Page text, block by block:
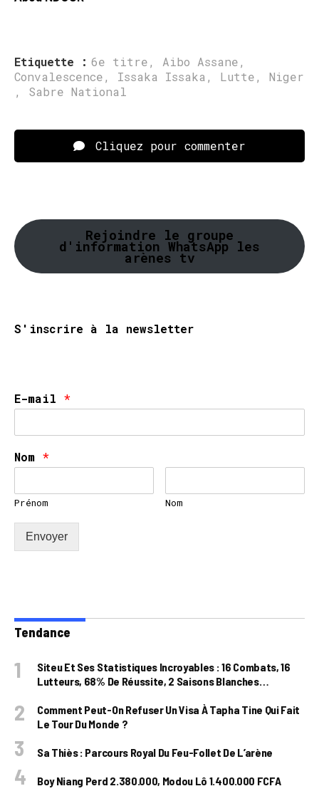
Etiquette : 6e titre, Aibo Assane,
Convalescence, Issaka Issaka , Lutte, Niger
, Sabre National
Cliquez pour commenter
Rejoindre le groupe
d'information WhatsApp les
arènes tv
S'inscrire à la newsletter
E-mail *
Nom *
Prénom Nom
Envoyer
Tendance
Siteu Et Ses Statistiques Incroyables : 16 Combats, 16
Lutteurs, 68% De Réussite, 2 Saisons Blanches…
Comment Peut-On Refuser Un Visa À Tapha Tine Qui Fait
Le Tour Du Monde ?
Sa Thiès : Parcours Royal Du Feu-Follet De L’arène
Boy Niang Perd 2.380.000, Modou Lô 1.400.000 FCFA